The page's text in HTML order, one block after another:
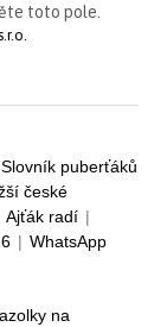
toto pole.
Slovník puberťáků
české
Ajťák radí |
| WhatsApp
na